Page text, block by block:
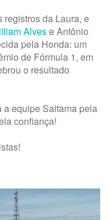
registros da Laura, e
Alvese Antônio
pela Honda: um
de Fórmula 1, em
o resultado
a equipe Saitama pela
confiança!